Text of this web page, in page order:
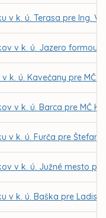
v k. ú. Terasa pre Ing.
v k. ú. Jazero formou
k. ú. Kavečany pre MČ
v k. ú. Barca pre MČ
v k. ú. Furča pre
v k. ú. Južné mesto
v k. ú. Baška pre